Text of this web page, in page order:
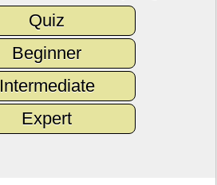
Quiz
Beginner
Intermediate
Expert